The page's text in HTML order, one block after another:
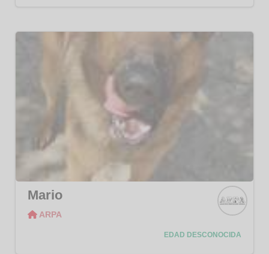
Mario
ARPA
EDAD DESCONOCIDA